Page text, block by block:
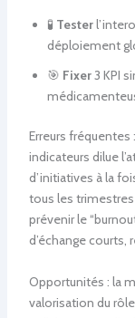
🧪 Tester
déploiement
🎯 Fixer3 KPI
Erreurs
indicateurs dilue
d’initiatives à la
tous les
prévenir le
d’échange courts,
Opportunités : la
valorisation du